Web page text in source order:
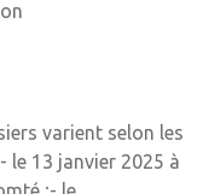
varient selon les
le 13 janvier 2025 à